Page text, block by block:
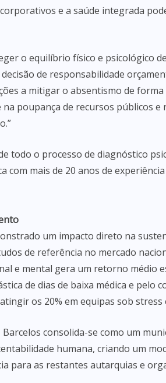
e a saúde integrada
o equilíbrio físico e psicológico
de responsabilidade
a mitigar o absentismo de
poupança de recursos públicos e
todo o processo de diagnóstico
com mais de 20 anos de
um impacto direto na
de referência no mercado
e mental gera um retorno médio
de dias de baixa médica e pelo
os 20% em equipas sob stress
consolida-se como um
humana, criando um
para as restantes autarquias e